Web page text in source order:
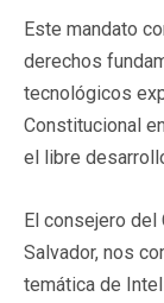
Este mandato
derechos
tecnológicos
Constitucional
el libre
El consejero del
Salvador, nos
temática de